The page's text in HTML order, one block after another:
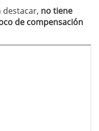
destacar, no tiene
de compensación